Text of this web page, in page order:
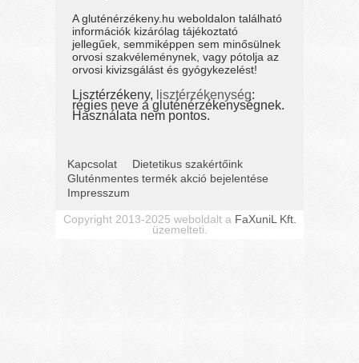
A gluténérzékeny.hu weboldalon található
információk kizárólag tájékoztató
jellegűek, semmiképpen sem minősülnek
orvosi szakvéleménynek, vagy pótolja az
orvosi kivizsgálást és gyógykezelést!
Lisztérzékeny, lisztérzékenység:
régies neve a gluténérzékenységnek.
Használata nem pontos.
Kapcsolat
Dietetikus szakértőink
Gluténmentes termék akció bejelentése
Impresszum
Copyright 2013-2025 weboldalt a FaXuniL Kft.
üzemelteti.